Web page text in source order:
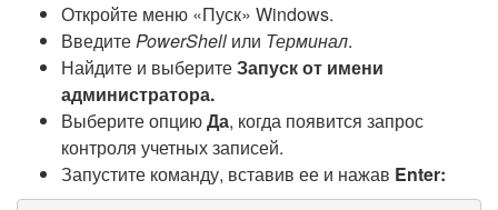
Откройте меню «Пуск» Windows.
ВведитеPowerShell или Терминал.
Найдите и выберитеЗапуск от имени
администратора.
Выберите опциюДа, когда появится запрос
контроля учетных записей.
Запустите команду, вставив ее и нажав Enter: